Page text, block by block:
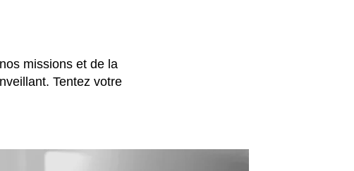
missions et de la
Tentez votre